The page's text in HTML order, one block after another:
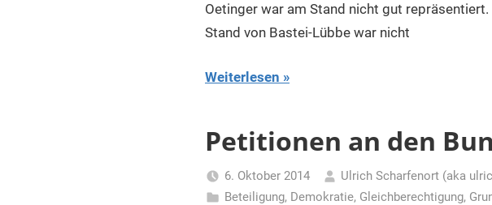
Oetinger war am Stand nicht gut
Stand von Bastei-Lübbe war nicht
Weiterlesen
Petitionen an den
6. Oktober 2014
Ulrich Scharfenort (aka
Beteiligung, Demokratie, Gleichberechtigung,